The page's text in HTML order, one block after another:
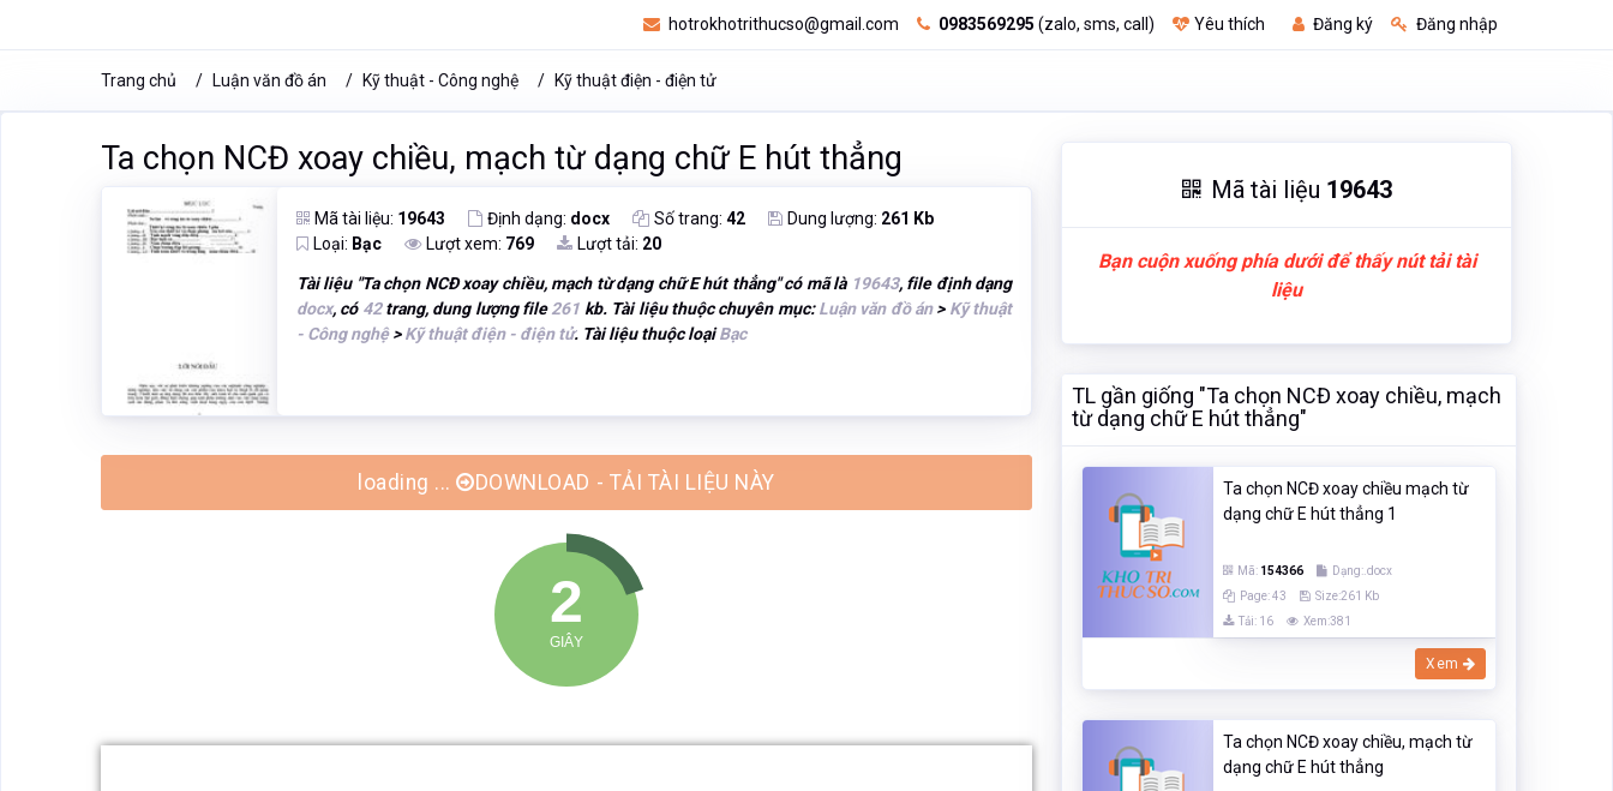
hotrokhotrithucso@gmail.com 0983569295 (zalo, sms, call) Yêu thích Đăng ký Đăng nhập
Trang chủ Luận văn đồ án Kỹ thuật - Công nghệ Kỹ thuật điện - điện tử
Ta chọn NCĐ xoay chiều, mạch từ dạng chữ E hút thẳng
Mã tài liệu: 19643 Định dạng: docx Số trang:42 Dung lượng: 261 Kb
Loại: Bạc Lượt xem: 769 Lượt tải: 20
Tài liệu "Ta chọn NCĐ xoay chiều, mạch từ dạng chữ E hút thẳng" có mã là 19643, file định dạng
docx, có 42trang, dung lượng file261 kb. Tài liệu thuộc chuyên mục:Luận văn đồ án> Kỹ thuật
- Công nghệ>Kỹ thuật điện - điện tử. Tài liệu thuộc loạiBạc
loading ... DOWNLOAD - TẢI TÀI LIỆU NÀY
Mã tài liệu 19643
Bạn cuộn xuống phía dưới để thấy nút tải tài
liệu
TL gần giống "Ta chọn NCĐ xoay chiều, mạch
từ dạng chữ E hút thẳng"
Ta chọn NCĐ xoay chiều mạch từ
dạng chữ E hút thẳng 1
Mã: 154366
Dạng:.docx
Page: 43
Size:261 Kb
Tải: 16
Xem:381
Xem
Ta chọn NCĐ xoay chiều, mạch từ
dạng chữ E hút thẳng